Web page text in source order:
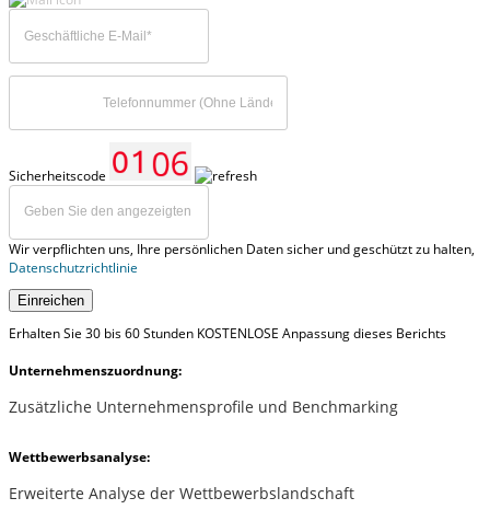
Sicherheitscode
Wir verpflichten uns, Ihre persönlichen Daten sicher und geschützt zu halten,
Datenschutzrichtlinie
Einreichen
Erhalten Sie 30 bis 60 Stunden KOSTENLOSE Anpassung dieses Berichts
Unternehmenszuordnung:
Zusätzliche Unternehmensprofile und Benchmarking
Wettbewerbsanalyse:
Erweiterte Analyse der Wettbewerbslandschaft